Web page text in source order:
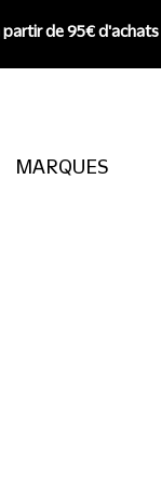
de 95€ d'achats
MARQUES